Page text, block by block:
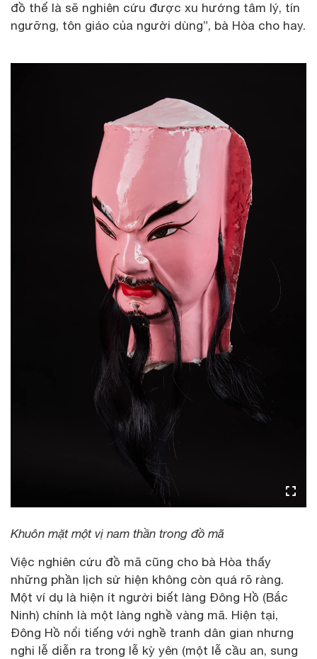
đồ thế là sẽ nghiên cứu được xu hướng tâm lý, tín
ngưỡng, tôn giáo của người dùng”, bà Hòa cho hay.
Khuôn mặt một vị nam thần trong đồ mã
Việc nghiên cứu đồ mã cũng cho bà Hòa thấy
những phần lịch sử hiện không còn quá rõ ràng.
Một ví dụ là hiện ít người biết làng Đông Hồ (Bắc
Ninh) chính là một làng nghề vàng mã. Hiện tại,
Đông Hồ nổi tiếng với nghề tranh dân gian nhưng
nghi lễ diễn ra trong lễ kỳ yên (một lễ cầu an, sung